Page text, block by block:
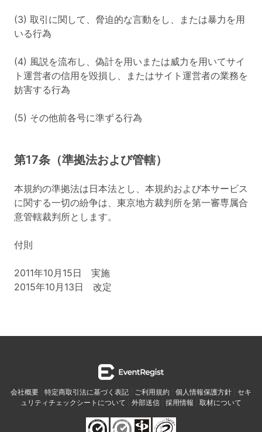
(3) 取引に関して、脅迫的な言動をし、または暴力を用
いる行為
(4) 風説を流布し、偽計を用いまたは威力を用いてサイ
ト運営者の信用を毀損し、またはサイト運営者の業務を
妨害する行為
(5) その他前各号に準ずる行為
第17条（準拠法および管轄）
本規約の準拠法は日本法とし、本規約および本サービス
に関する一切の紛争は、東京地方裁判所を第一審専属合
意管轄裁判所とします。
付則
2011年10月15日 実施
2015年10月13日 改定
会社概要 特定商取引法に基づく表記 ご利用規約 個人情報保護方針
セキ
ュリティチェックシートについて
外部送信 採用情報 取材について